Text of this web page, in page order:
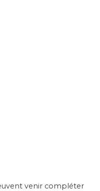
venir compléter